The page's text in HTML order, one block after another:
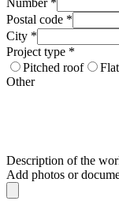
Postal code *
City *
Project type *
Pitched roof
Other
Description of the
Add photos or